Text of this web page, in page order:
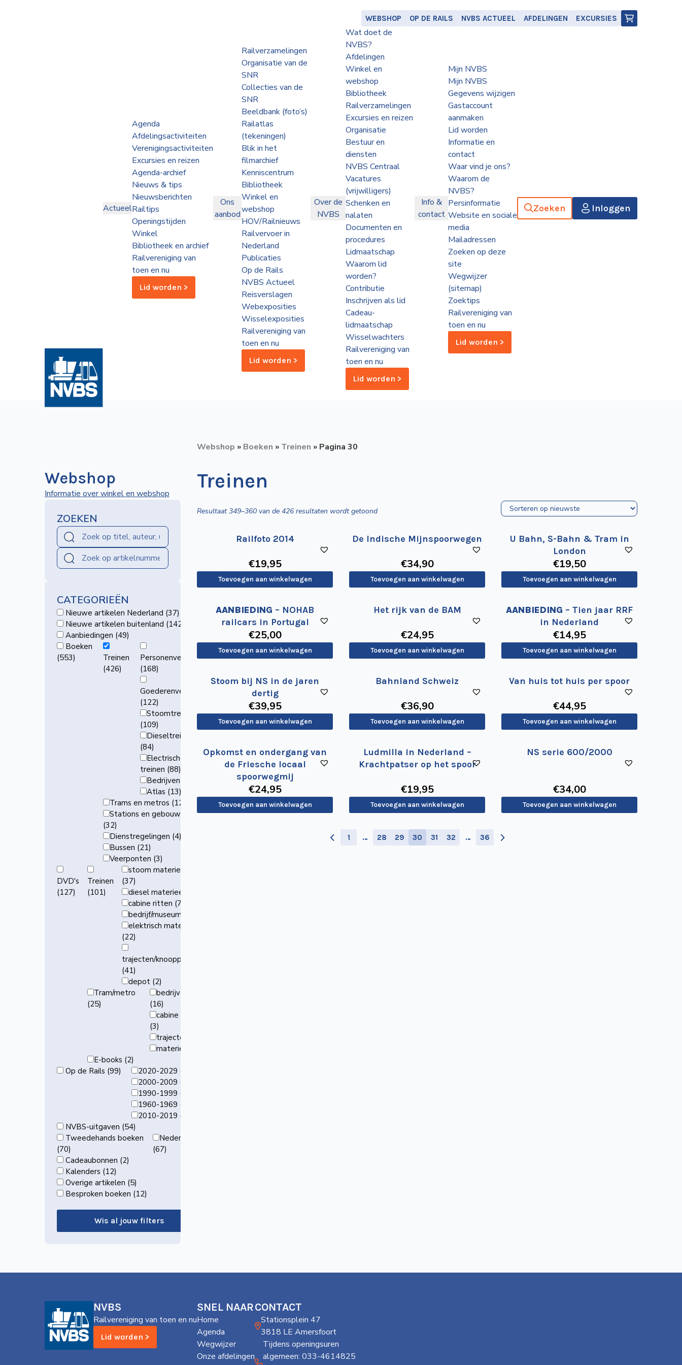
WEBSHOP OP DE RAILS NVBS ACTUEEL AFDELINGEN EXCURSIES
Actueel
Agenda
Afdelingsactiviteiten
Verenigingsactiviteiten
Excursies en reizen
Agenda-archief
Nieuws & tips
Nieuwsberichten
Railtips
Openingstijden
Winkel
Bibliotheek en archief
Railvereniging van
toen en nu
Lid worden >
Ons
aanbod
Railverzamelingen
Organisatie van de
SNR
Collecties van de
SNR
Beeldbank (foto’s)
Railatlas
(tekeningen)
Blik in het
filmarchief
Kenniscentrum
Bibliotheek
Winkel en
webshop
HOV/Railnieuws
Railvervoer in
Nederland
Publicaties
Op de Rails
NVBS Actueel
Reisverslagen
Webexposities
Wisselexposities
Railvereniging van
toen en nu
Lid worden >
Over de
NVBS
Wat doet de
NVBS?
Afdelingen
Winkel en
webshop
Bibliotheek
Railverzamelingen
Excursies en reizen
Organisatie
Bestuur en
diensten
NVBS Centraal
Vacatures
(vrijwilligers)
Schenken en
nalaten
Documenten en
procedures
Lidmaatschap
Waarom lid
worden?
Contributie
Inschrijven als lid
Cadeau-
lidmaatschap
Wisselwachters
Railvereniging van
toen en nu
Lid worden >
Info &
contact
Mijn NVBS
Mijn NVBS
Gegevens wijzigen
Gastaccount
aanmaken
Lid worden
Informatie en
contact
Waar vind je ons?
Waarom de
NVBS?
Persinformatie
Website en sociale
media
Mailadressen
Zoeken op deze
site
Wegwijzer
(sitemap)
Zoektips
Railvereniging van
toen en nu
Lid worden >
Zoeken Inloggen
Webshop » Boeken » Treinen » Pagina 30
Webshop
Informatie over winkel en webshop
ZOEKEN
CATEGORIEËN
Nieuwe artikelen Nederland (37)
Nieuwe artikelen buitenland (142)
Aanbiedingen (49)
Boeken
(553)
Treinen
(426)
Personenvervoer
(168)
Goederenvervoer
(122)
Stoomtreinen
(109)
Dieseltreinen
(84)
Electrische
treinen (88)
Bedrijven (92)
Atlas (13)
Trams en metros (123)
Stations en gebouwen
(32)
Dienstregelingen (4)
Bussen (21)
Veerponten (3)
DVD's
(127)
Treinen
(101)
stoom materieel
(37)
diesel materieel (26)
cabine ritten (7)
bedrijf/museum (11)
elektrisch materieel
(22)
trajecten/knooppunten
(41)
depot (2)
Tram/metro
(25)
bedrijven
(16)
cabine ritten
(3)
trajecten (7)
materieel (2)
E-books (2)
Op de Rails (99)
2020-2029 (39)
2000-2009 (10)
1990-1999 (10)
1960-1969 (1)
2010-2019 (10)
NVBS-uitgaven (54)
Tweedehands boeken
(70)
Nederland
(67)
Cadeaubonnen (2)
Kalenders (12)
Overige artikelen (5)
Besproken boeken (12)
Wis al jouw filters
Treinen
Resultaat 349–360 van de 426 resultaten wordt getoondGesorteerd
Railfoto 2014
€19,95
Toevoegen aan winkelwagen
De Indische Mijnspoorwegen
€34,90
Toevoegen aan winkelwagen
U Bahn, S-Bahn & Tram in
London
€19,50
Toevoegen aan winkelwagen
AANBIEDING – NOHAB
railcars in Portugal
€25,00
Toevoegen aan winkelwagen
Het rijk van de BAM
€24,95
Toevoegen aan winkelwagen
AANBIEDING – Tien jaar RRF
in Nederland
€14,95
Toevoegen aan winkelwagen
Stoom bij NS in de jaren
dertig
€39,95
Toevoegen aan winkelwagen
Bahnland Schweiz
€36,90
Toevoegen aan winkelwagen
Van huis tot huis per spoor
€44,95
Toevoegen aan winkelwagen
Opkomst en ondergang van
de Friesche locaal
spoorwegmij
€24,95
Toevoegen aan winkelwagen
Ludmilla in Nederland –
Krachtpatser op het spoor
€19,95
Toevoegen aan winkelwagen
NS serie 600/2000
€34,00
Toevoegen aan winkelwagen
1 … 28 29 30 31 32 … 36
NVBS
Railvereniging van toen en nu
Lid worden >
SNEL NAAR
Home
Agenda
Wegwijzer
Onze afdelingen
CONTACT
Stationsplein 47
3818 LE Amersfoort
Tijdens openingsuren
algemeen: 033-4614825